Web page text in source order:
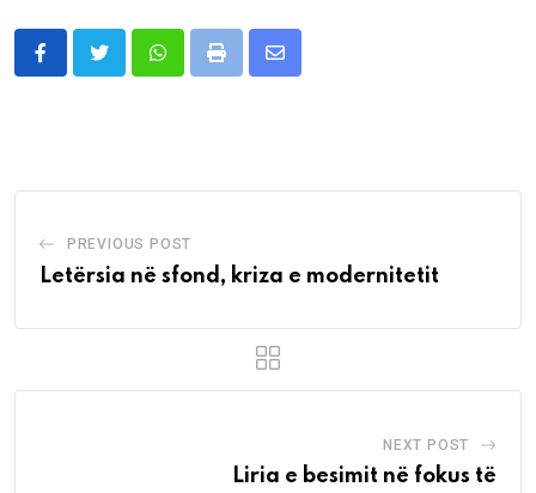
WhatsappPrint
Share
PREVIOUS POST
Letërsia në sfond, kriza e modernitetit
NEXT POST
Liria e besimit në fokus të